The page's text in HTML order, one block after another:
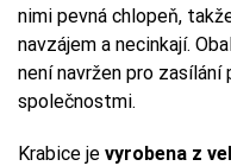
nimi pevná chlopeň,
navzájem a necinkají.
není navržen pro
společnostmi.
Krabice je vyrobena z